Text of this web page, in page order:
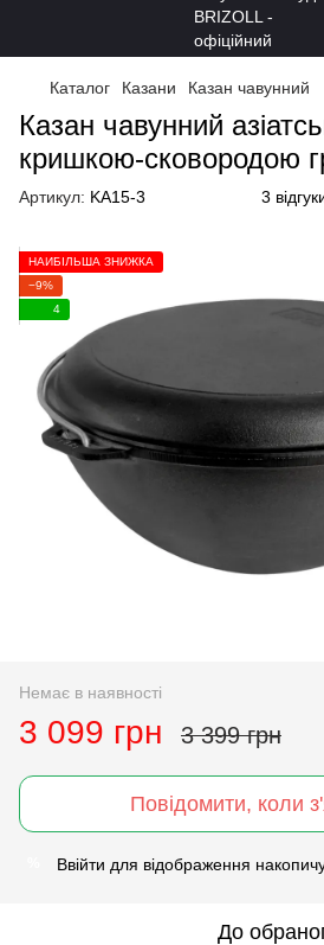
Каталог Казани Казан чавунний
Казан чавунний
кришкою-сковородою
Артикул: KA15-3 3
НАЙБІЛЬША ЗНИЖКА
−9%
4
Немає в наявності
3 099 грн 3 399 грн
Повідомити, коли
Ввійти для відображення
До